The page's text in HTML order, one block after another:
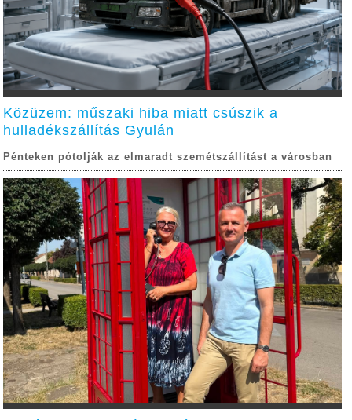
Közüzem: műszaki hiba miatt csúszik a
hulladékszállítás Gyulán
Pénteken pótolják az elmaradt szemétszállítást a városban